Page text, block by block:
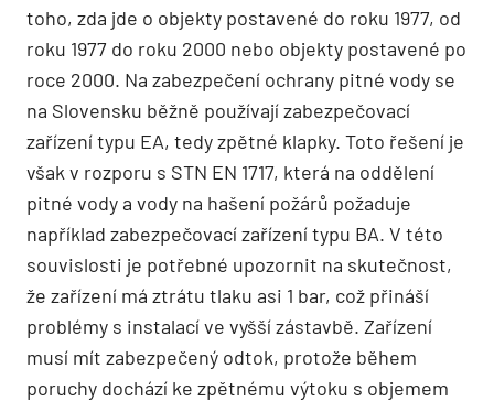
toho, zda jde o objekty postavené do roku 1977, od
roku 1977 do roku 2000 nebo objekty postavené po
roce 2000. Na zabezpečení ochrany pitné vody se
na Slovensku běžně používají zabezpečovací
zařízení typu EA, tedy zpětné klapky. Toto řešení je
však v rozporu s STN EN 1717, která na oddělení
pitné vody a vody na hašení požárů požaduje
například zabezpečovací zařízení typu BA. V této
souvislosti je potřebné upozornit na skutečnost,
že zařízení má ztrátu tlaku asi 1 bar, což přináší
problémy s instalací ve vyšší zástavbě. Zařízení
musí mít zabezpečený odtok, protože během
poruchy dochází ke zpětnému výtoku s objemem